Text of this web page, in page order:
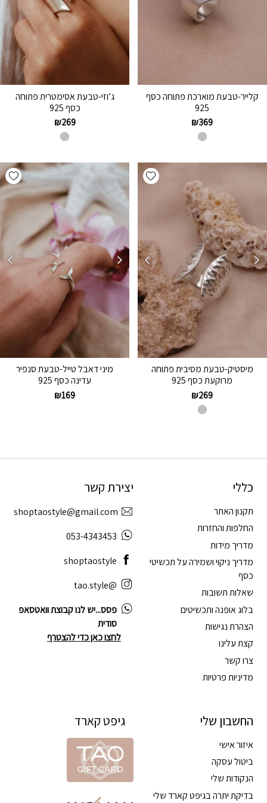
קלייר-טבעת מוארכת פתוחה כסף
925
₪369
ג’וזי-טבעת אסימטרית פתוחה
כסף 925
₪269
Add wishlist
מיסטיק-טבעת מסיבית פתוחה
מרוקעת כסף 925
₪269
מיני דאבל טייל-טבעת סנפיר
עדינה כסף 925
₪169
כללי
תקנון האתר
החלפות והחזרות
מדריך מידות
מדריך ניקוי ושמירה על תכשיטי
כסף
שאלות תשובות
בלוג אופנה ותכשיטים
הצהרת נגישות
קצת עלינו
צרו קשר
מדיניות פרטיות
החשבון שלי
איזור אישי
ביטול עסקה
הנקודות שלי
בדיקת יתרה בגיפט קארד שלי
יצירת קשר
shoptaostyle@gmail.com
053-4343453
shoptaostyle
@tao.style
פסס...יש לנו קבוצת וואטסאפ
סודית
לחצו כאן כדי להצטרף
גיפט קארד